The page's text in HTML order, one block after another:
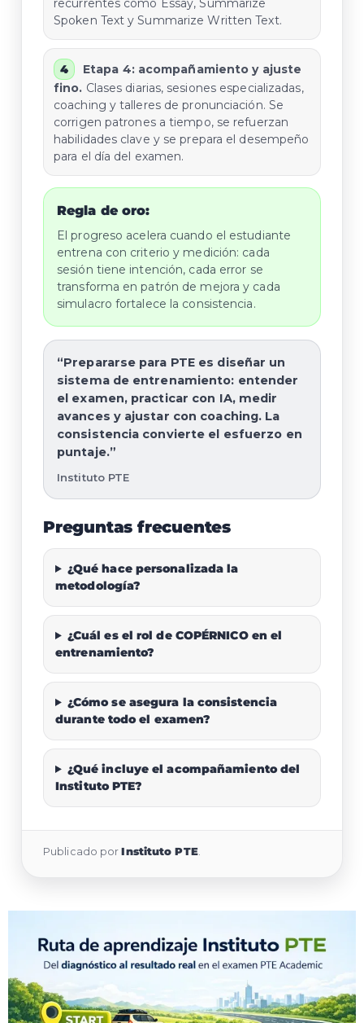
recurrentes como Essay, Summarize
Spoken Text y Summarize Written Text.
Etapa 4: acompañamiento y ajuste
fino. Clases diarias, sesiones especializadas,
coaching y talleres de pronunciación. Se
corrigen patrones a tiempo, se refuerzan
habilidades clave y se prepara el desempeño
para el día del examen.
Regla de oro:
El progreso acelera cuando el estudiante
entrena con criterio y medición: cada
sesión tiene intención, cada error se
transforma en patrón de mejora y cada
simulacro fortalece la consistencia.
“Prepararse para PTE es diseñar un
sistema de entrenamiento: entender
el examen, practicar con IA, medir
avances y ajustar con coaching. La
consistencia convierte el esfuerzo en
puntaje.”
Instituto PTE
Preguntas frecuentes
¿Qué hace personalizada la
metodología?
¿Cuál es el rol de COPÉRNICO en el
entrenamiento?
¿Cómo se asegura la consistencia
durante todo el examen?
¿Qué incluye el acompañamiento del
Instituto PTE?
Publicado porInstituto PTE.